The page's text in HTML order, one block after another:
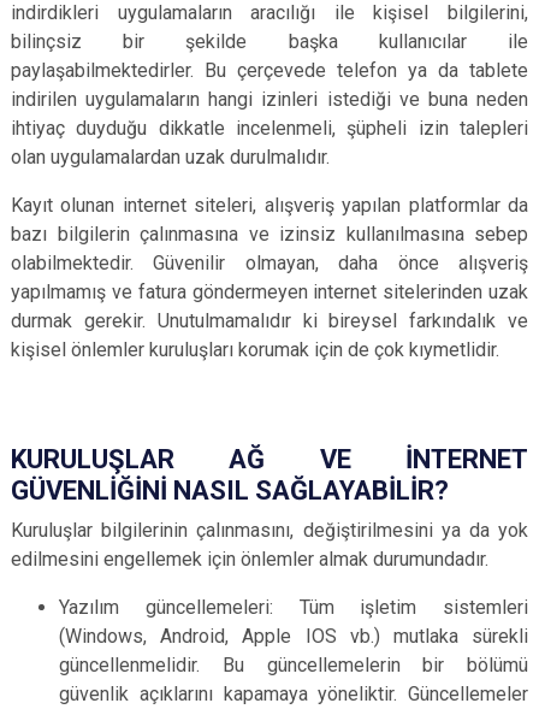
indirdikleri uygulamaların aracılığı ile kişisel bilgilerini,
bilinçsiz bir şekilde başka kullanıcılar ile
paylaşabilmektedirler. Bu çerçevede telefon ya da tablete
indirilen uygulamaların hangi izinleri istediği ve buna neden
ihtiyaç duyduğu dikkatle incelenmeli, şüpheli izin talepleri
olan uygulamalardan uzak durulmalıdır.
Kayıt olunan internet siteleri, alışveriş yapılan platformlar da
bazı bilgilerin çalınmasına ve izinsiz kullanılmasına sebep
olabilmektedir. Güvenilir olmayan, daha önce alışveriş
yapılmamış ve fatura göndermeyen internet sitelerinden uzak
durmak gerekir. Unutulmamalıdır ki bireysel farkındalık ve
kişisel önlemler kuruluşları korumak için de çok kıymetlidir.
KURULUŞLAR AĞ VE İNTERNET
GÜVENLİĞİNİ NASIL SAĞLAYABİLİR?
Kuruluşlar bilgilerinin çalınmasını, değiştirilmesini ya da yok
edilmesini engellemek için önlemler almak durumundadır.
Yazılım güncellemeleri: Tüm işletim sistemleri
(Windows, Android, Apple IOS vb.) mutlaka sürekli
güncellenmelidir. Bu güncellemelerin bir bölümü
güvenlik açıklarını kapamaya yöneliktir. Güncellemeler